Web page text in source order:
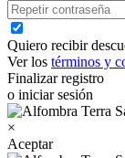
Quiero recibir
Ver los términos y
Finalizar registro
o iniciar sesión
×
Aceptar